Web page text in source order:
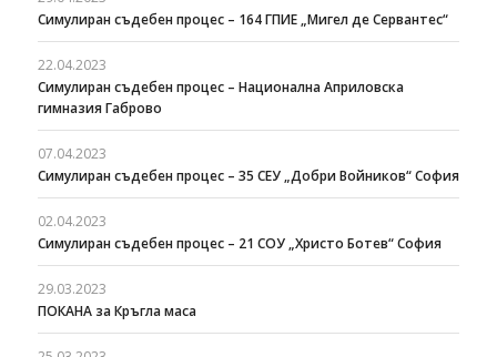
Симулиран съдебен процес – 164 ГПИЕ „Мигел де Сервантес“
22.04.2023
Симулиран съдебен процес – Национална Априловска
гимназия Габрово
07.04.2023
Симулиран съдебен процес – 35 СЕУ „Добри Войников“ София
02.04.2023
Симулиран съдебен процес – 21 СОУ „Христо Ботев“ София
29.03.2023
ПОКАНА за Кръгла маса